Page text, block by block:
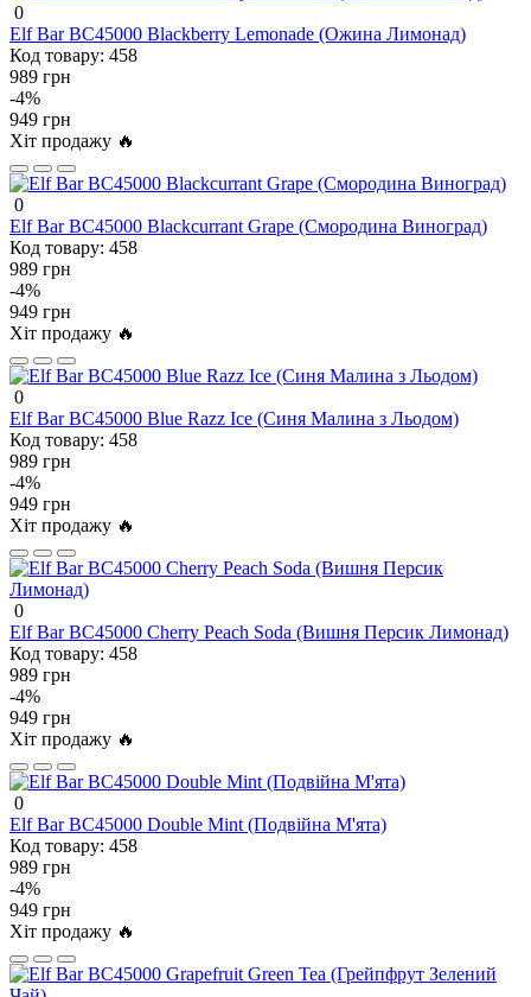
0
Elf Bar BC45000 Blackberry Lemonade (Ожина Лимонад)
Код товару: 458
989 грн
-4%
949 грн
Хіт продажу 🔥
0
Elf Bar BC45000 Blackcurrant Grape (Смородина Виноград)
Код товару: 458
989 грн
-4%
949 грн
Хіт продажу 🔥
0
Elf Bar BC45000 Blue Razz Ice (Синя Малина з Льодом)
Код товару: 458
989 грн
-4%
949 грн
Хіт продажу 🔥
0
Elf Bar BC45000 Cherry Peach Soda (Вишня Персик Лимонад)
Код товару: 458
989 грн
-4%
949 грн
Хіт продажу 🔥
0
Elf Bar BC45000 Double Mint (Подвійна М'ята)
Код товару: 458
989 грн
-4%
949 грн
Хіт продажу 🔥